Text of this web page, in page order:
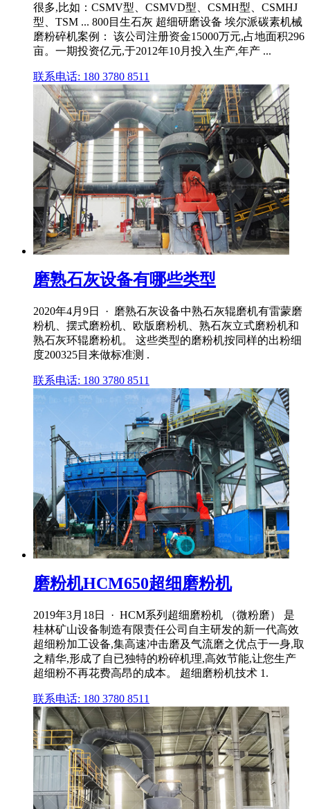
很多,比如：CSMV型、CSMVD型、CSMH型、CSMHJ
型、TSM ... 800目生石灰 超细研磨设备 埃尔派碳素机械
磨粉碎机案例： 该公司注册资金15000万元,占地面积296
亩。一期投资亿元,于2012年10月投入生产,年产 ...
联系电话: 180 3780 8511
磨熟石灰设备有哪些类型
2020年4月9日 · 磨熟石灰设备中熟石灰辊磨机有雷蒙磨
粉机、摆式磨粉机、欧版磨粉机、熟石灰立式磨粉机和
熟石灰环辊磨粉机。 这些类型的磨粉机按同样的出粉细
度200325目来做标准测 .
联系电话: 180 3780 8511
磨粉机HCM650超细磨粉机
2019年3月18日 · HCM系列超细磨粉机 （微粉磨） 是
桂林矿山设备制造有限责任公司自主研发的新一代高效
超细粉加工设备,集高速冲击磨及气流磨之优点于一身,取
之精华,形成了自已独特的粉碎机理,高效节能,让您生产
超细粉不再花费高昂的成本。 超细磨粉机技术 1.
联系电话: 180 3780 8511